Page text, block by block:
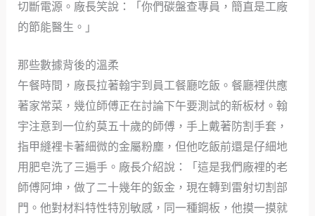
切斷電源。廠長笑說：「你們碳盤查專員，簡直是工廠
的節能醫生。」
那些數據背後的溫柔
午餐時間，廠長拉著翰宇到員工餐廳吃飯。餐廳裡供應
著家常菜，幾位師傅正在討論下午要測試的新板材。翰
宇注意到一位約莫五十歲的師傅，手上戴著防割手套，
指甲縫裡卡著細微的金屬粉塵，但他吃飯前還是仔細地
用肥皂洗了三遍手。廠長介紹說：「這是我們廠裡的老
師傅阿坤，做了二十幾年的鈑金，現在轉到雷射切割部
門。他對材料特性特別敏感，同一種鋼板，他摸一摸就